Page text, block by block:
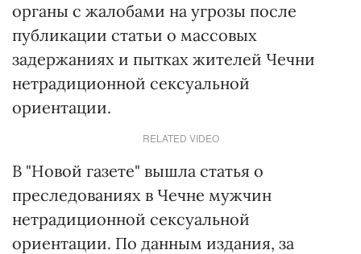
органы с жалобами на угрозы после
публикации статьи о массовых
задержаниях и пытках жителей Чечни
нетрадиционной сексуальной
ориентации.
RELATED VIDEO
В "Новой газете" вышла статья о
преследованиях в Чечне мужчин
нетрадиционной сексуальной
ориентации. По данным издания, за